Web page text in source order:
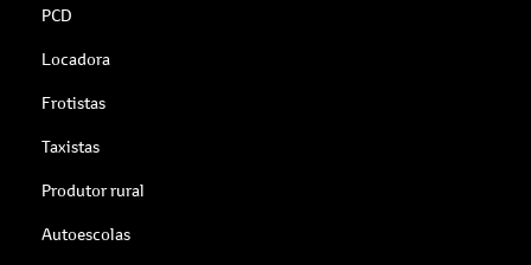
PCD
Locadora
Frotistas
Taxistas
Produtor rural
Autoescolas